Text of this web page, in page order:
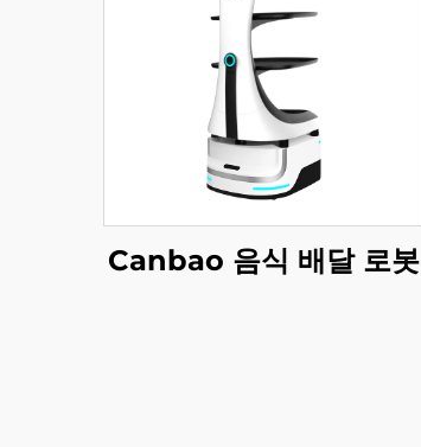
Canbao 음식 배달 로봇